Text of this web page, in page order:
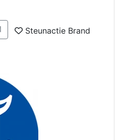
Steunactie Brand